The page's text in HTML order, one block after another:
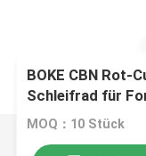
BOKE CBN Rot-
Schleifrad für
MOQ：10 Stück